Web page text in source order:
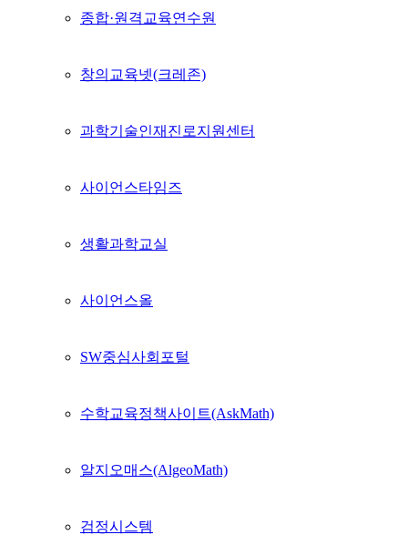
종합·원격교육연수원
창의교육넷(크레존)
과학기술인재진로지원센터
사이언스타임즈
생활과학교실
사이언스올
SW중심사회포털
수학교육정책사이트(AskMath)
알지오매스(AlgeoMath)
검정시스템